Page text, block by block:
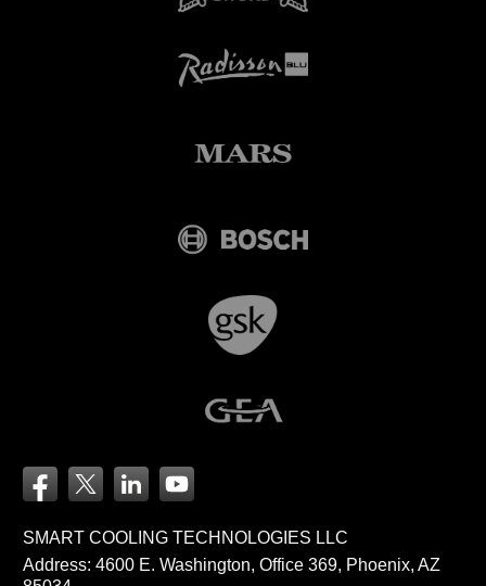
SMART COOLING TECHNOLOGIES LLC
Address: 4600 E. Washington, Office 369, Phoenix, AZ